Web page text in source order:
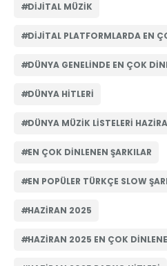
DIJITAL MÜZIK
DIJITAL PLATFORMLARDA EN
DÜNYA GENELINDE EN ÇOK
DÜNYA HITLERI
DÜNYA MÜZIK LISTELERI
EN ÇOK DINLENEN ŞARKILAR
EN POPÜLER TÜRKÇE SLOW
HAZIRAN 2025
HAZIRAN 2025 EN ÇOK